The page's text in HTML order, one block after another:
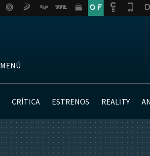
MENÚ
CRÍTICA ESTRENOS REALITY